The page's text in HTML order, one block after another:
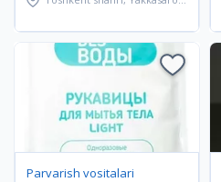
Parvarish vositalari